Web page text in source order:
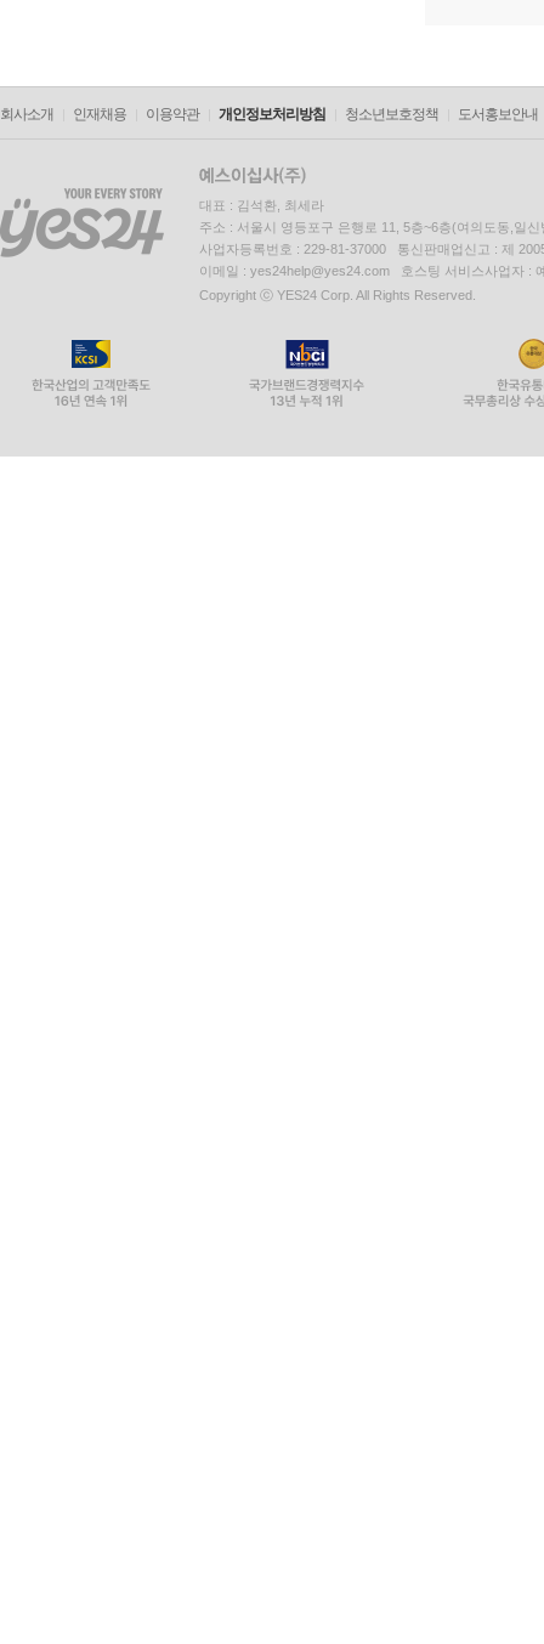
회사소개 인재채용 이용약관 개인정보처리방침 청소년보호정책 도서홍보안내
대표 : 김석환, 최세라
주소 : 서울시 영등포구 은행로 11, 5층~6층(여의도동,일신
사업자등록번호 : 229-81-37000 통신판매업신고 : 제
이메일 : yes24help@yes24.com 호스팅 서비스사업자 :
Copyright ⓒ YES24 Corp. All Rights Reserved.